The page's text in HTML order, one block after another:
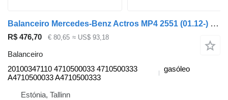
Balanceiro Mercedes-Benz Actros MP4 2551 (01.12-) 20100347110 para camião tractor Mercedes-Benz Actros MP4 Antos Arocs (2012-)
R$ 476,70 € 80,65 ≈ US$ 93,18
Balanceiro
20100347110 4710500033 4710500333
A4710500033 A4710500333
gasóleo
Estónia, Tallinn